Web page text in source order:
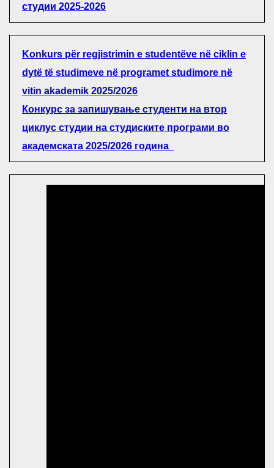
студии 2025-2026
Konkurs për regjistrimin e studentëve në ciklin e
dytë të studimeve në programet studimore në
vitin akademik 2025/2026
Конкурс за запишување студенти на втор
циклус студии на студиските програми во
академската 2025/2026 година